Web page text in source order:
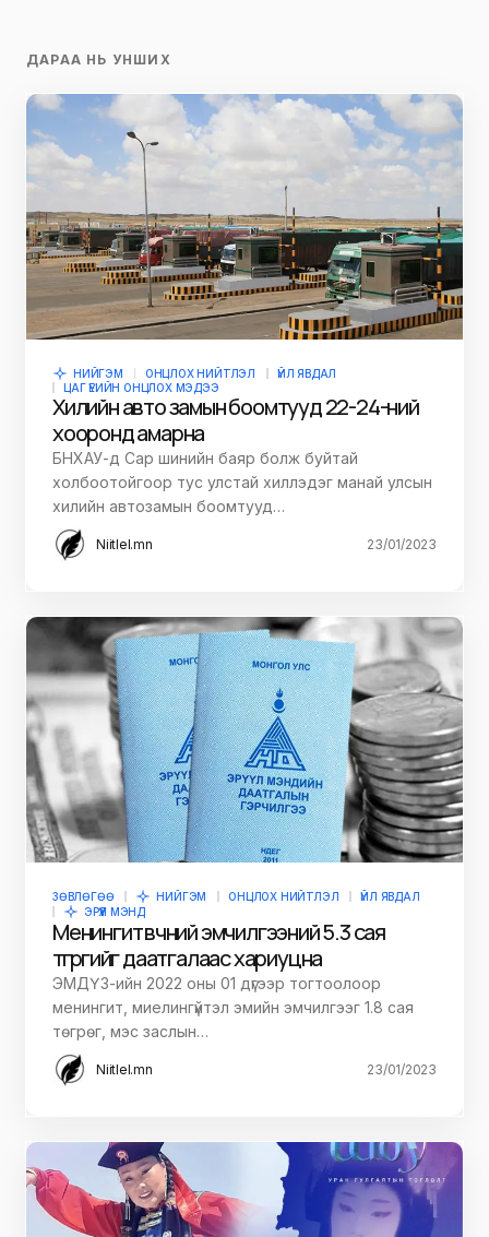
ДАРАА НЬ УНШИХ
НИЙГЭМ ОНЦЛОХ НИЙТЛЭЛ
ҮЙЛ ЯВДАЛ
ЦАГ ҮЕИЙН ОНЦЛОХ МЭДЭЭ
Хилийн авто замын боомтууд 22-24-ний
хооронд амарна
БНХАУ-д Сар шинийн баяр болж буйтай
холбоотойгоор тус улстай хиллэдэг манай улсын
хилийн автозамын боомтууд…
Niitlel.mn 23/01/2023
ЗӨВЛӨГӨӨ НИЙГЭМ ОНЦЛОХ НИЙТЛЭЛ
ҮЙЛ ЯВДАЛ
ЭРҮҮЛ МЭНД
Менингит өвчний эмчилгээний 5.3 сая
төгрөгийг даатгалаас хариуцна
ЭМДҮЗ-ийн 2022 оны 01 дүгээр тогтоолоор
менингит, миелингүйтэл эмийн эмчилгээг 1.8 сая
төгрөг, мэс заслын…
Niitlel.mn 23/01/2023